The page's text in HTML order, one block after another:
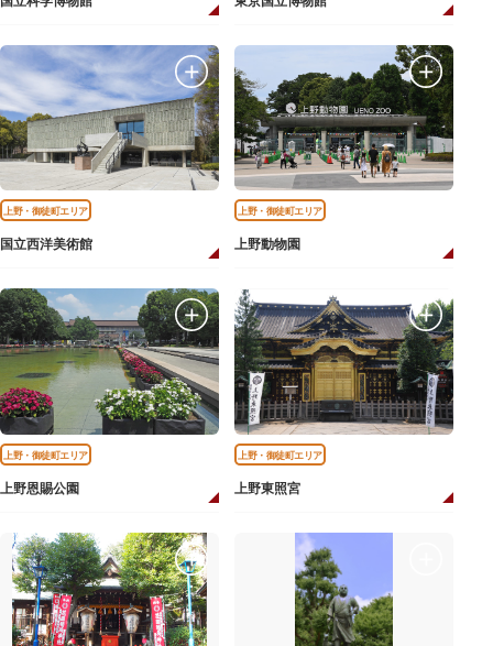
上野・御徒町エリア
国立西洋美術館
上野・御徒町エリア
上野動物園
上野・御徒町エリア
上野恩賜公園
上野・御徒町エリア
上野東照宮